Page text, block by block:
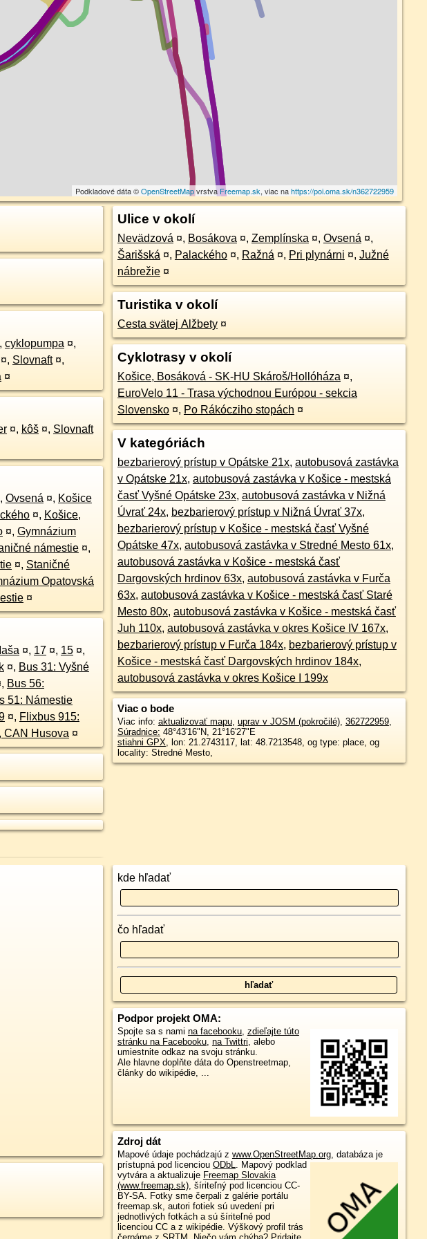
Podkladové dáta ©OpenStreetMapvrstva Freemap.sk, viac nahttps://poi.oma.sk/n362722959
, cyklopumpa ¤,
¤, Slovnaft ¤,
¤
¤, kôš ¤, Slovnaft
, Ovsená ¤, Košice
¤, Košice,
¤, Gymnázium
námestie ¤,
¤, Staničné
Opatovská
¤
Nová Ves = > Maša ¤, 17 ¤, 15 ¤,
¤, Bus 31: Vyšné
, Bus 56:
51: Námestie
¤, Flixbus 915:
stanica = > Plzeň, CAN Husova ¤
Ulice v okolí
Nevädzová ¤, Bosákova ¤, Zemplínska ¤, Ovsená ¤,
Šarišská ¤, Palackého ¤, Ražná ¤, Pri plynárni ¤, Južné
nábrežie ¤
Turistika v okolí
Cesta svätej Alžbety ¤
Cyklotrasy v okolí
Košice, Bosáková - SK-HU Skároš/Hollóháza ¤,
EuroVelo 11 - Trasa východnou Európou - sekcia
Slovensko ¤, Po Rákócziho stopách ¤
V kategóriách
bezbarierový prístup v Opátske 21x, autobusová zastávka
v Opátske 21x, autobusová zastávka v Košice - mestská
časť Vyšné Opátske 23x, autobusová zastávka v Nižná
Úvrať 24x, bezbarierový prístup v Nižná Úvrať 37x,
bezbarierový prístup v Košice - mestská časť Vyšné
Opátske 47x, autobusová zastávka v Stredné Mesto 61x,
autobusová zastávka v Košice - mestská časť
Dargovských hrdinov 63x, autobusová zastávka v Furča
63x, autobusová zastávka v Košice - mestská časť Staré
Mesto 80x, autobusová zastávka v Košice - mestská časť
Juh 110x, autobusová zastávka v okres Košice IV 167x,
bezbarierový prístup v Furča 184x, bezbarierový prístup v
Košice - mestská časť Dargovských hrdinov 184x,
autobusová zastávka v okres Košice I 199x
Viac o bode
Viac info: aktualizovať mapu, uprav v JOSM (pokročilé), 362722959,
Súradnice: 48°43'16"N, 21°16'27"E
stiahni GPX, lon: 21.2743117, lat: 48.7213548, og type: place, og
locality: Stredné Mesto,
kde hľadať
čo hľadať
Podpor projekt OMA:
Spojte sa s nami na facebooku, zdieľajte túto
stránku na Facebooku, na Twittri, alebo
umiestnite odkaz na svoju stránku.
Ale hlavne doplňte dáta do Openstreetmap,
články do wikipédie, ...
Zdroj dát
Mapové údaje pochádzajú z www.OpenStreetMap.org, databáza je
prístupná pod licenciou ODbL. Mapový podklad
vytvára a aktualizuje Freemap Slovakia
(www.freemap.sk), šíriteľný pod licenciou CC-
BY-SA. Fotky sme čerpali z galérie portálu
freemap.sk, autori fotiek sú uvedení pri
jednotlivých fotkách a sú šíriteľné pod
licenciou CC a z wikipédie. Výškový profil trás